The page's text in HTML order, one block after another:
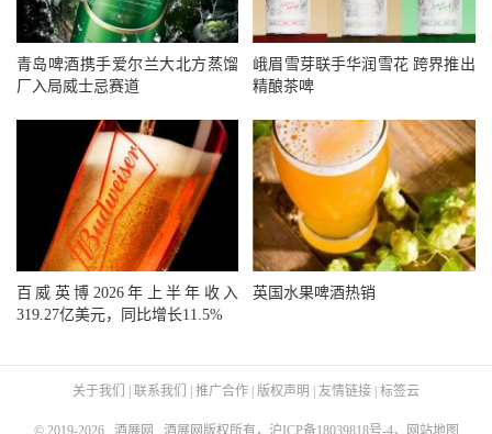
青岛啤酒携手爱尔兰大北方蒸馏
厂入局威士忌赛道
峨眉雪芽联手华润雪花 跨界推出
精酿茶啤
百威英博2026年上半年收入
319.27亿美元，同比增长11.5%
英国水果啤酒热销
关于我们 | 联系我们 | 推广合作 | 版权声明 | 友情链接 | 标签云
© 2019-2026 酒展网 酒展网版权所有， 沪ICP备18039818号-4， 网站地图